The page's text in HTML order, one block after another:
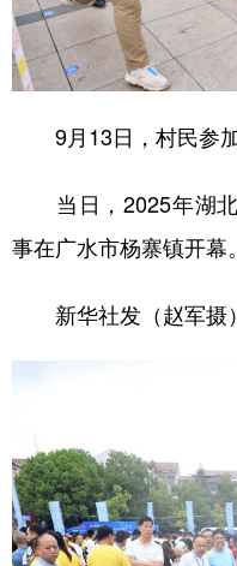
甘肃
新疆 内蒙古
Deutsch Português
9月13日，村民参加
当日，2025年湖北
事在广水市杨寨镇开幕。
新华社发（赵军摄）